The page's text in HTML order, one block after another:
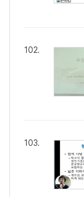
102.
103.